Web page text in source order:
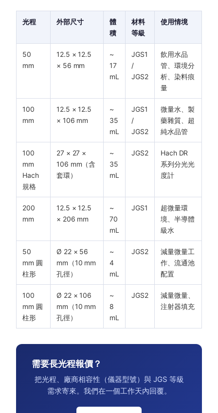
光程 外部尺寸
體
積
材料
等級
使用情境
50
mm
12.5 × 12.5
× 56 mm
~
17
mL
JGS1
/
JGS2
飲用水品
管、環境分
析、染料痕
量
100
mm
12.5 × 12.5
× 106 mm
~
35
mL
JGS1
/
JGS2
微量水、製
藥雜質、超
純水品管
100
mm
Hach
規格
27 × 27 ×
106 mm（含
套環）
~
35
mL
JGS2
Hach DR
系列分光光
度計
200
mm
12.5 × 12.5
× 206 mm
~
70
mL
JGS1
超微量環
境、半導體
級水
50
mm 圓
柱形
Ø 22 × 56
mm（10 mm
孔徑）
~
4
mL
JGS2
減量微量工
作、流通池
配置
100
mm 圓
柱形
Ø 22 × 106
mm（10 mm
孔徑）
~
8
mL
JGS2
減量微量、
注射器填充
需要長光程報價？
把光程、廠商相容性（儀器型號）與 JGS 等級
需求寄來。我們在一個工作天內回覆。